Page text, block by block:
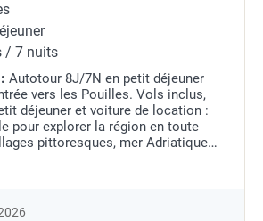
/ 7 nuits
Autotour 8J/7N en petit déjeuner
vers les Pouilles. Vols inclus,
déjeuner et voiture de location :
pour explorer la région en toute
pittoresques, mer Adriatique